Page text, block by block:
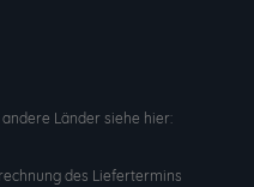
Länder siehe hier:
des Liefertermins